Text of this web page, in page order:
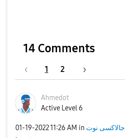
14 Comments
1 2
Ahmedot
Active Level 6
‎01-19-202211:26 AM in جالاكسى نوت